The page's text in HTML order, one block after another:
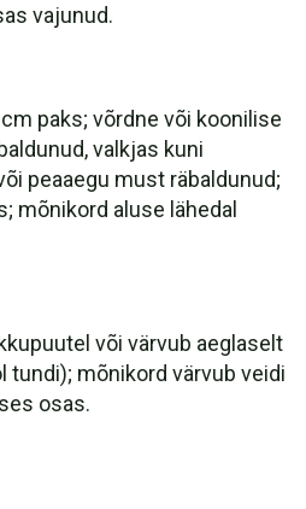
vajunud.
paks; võrdne või koonilise
valkjas kuni
peaaegu must räbaldunud;
mõnikord aluse lähedal
või värvub aeglaselt
tundi); mõnikord värvub veidi
osas.